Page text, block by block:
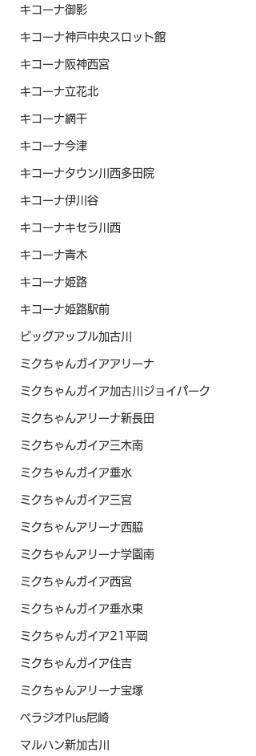
キコーナ御影
キコーナ神戸中央スロット館
キコーナ阪神西宮
キコーナ立花北
キコーナ網干
キコーナ今津
キコーナタウン川西多田院
キコーナ伊川谷
キコーナキセラ川西
キコーナ青木
キコーナ姫路
キコーナ姫路駅前
ビッグアップル加古川
ミクちゃんガイアアリーナ
ミクちゃんガイア加古川ジョイパーク
ミクちゃんアリーナ新長田
ミクちゃんガイア三木南
ミクちゃんガイア垂水
ミクちゃんガイア三宮
ミクちゃんアリーナ西脇
ミクちゃんアリーナ学園南
ミクちゃんガイア西宮
ミクちゃんガイア垂水東
ミクちゃんガイア21平岡
ミクちゃんガイア住吉
ミクちゃんアリーナ宝塚
ベラジオPlus尼崎
マルハン新加古川